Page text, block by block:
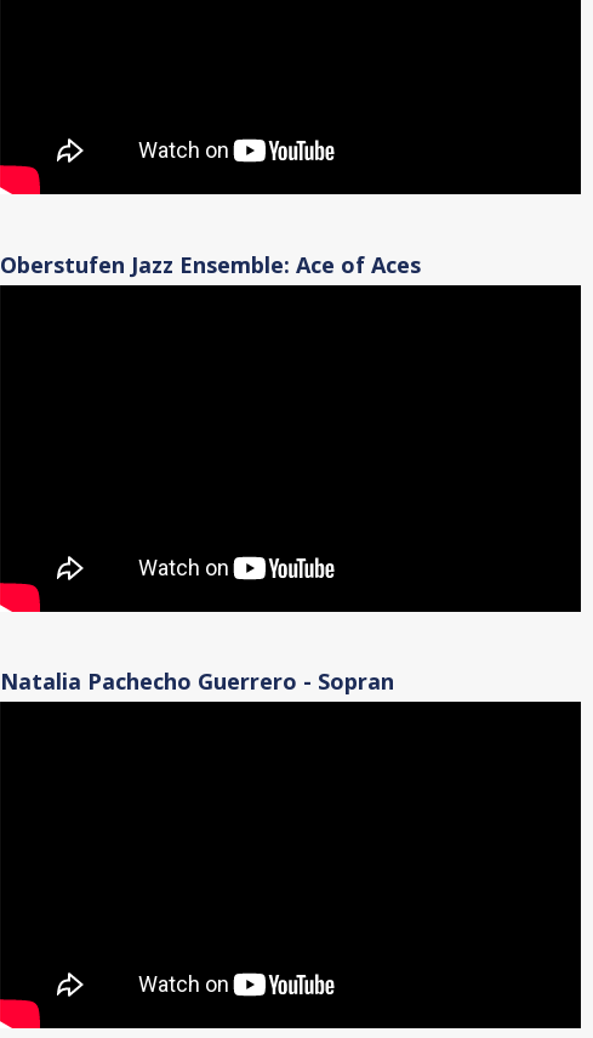
Oberstufen Jazz Ensemble: Ace of Aces
Natalia Pachecho Guerrero - Sopran